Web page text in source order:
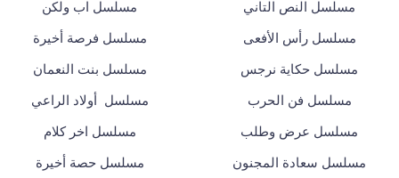
مسلسل النص التاني مسلسل اب ولكن
مسلسل رأس الأفعى مسلسل فرصة أخيرة
مسلسل حكاية نرجس مسلسل بنت النعمان
مسلسل فن الحرب مسلسل أولاد الراعي
مسلسل عرض وطلب مسلسل اخر كلام
مسلسل سعادة المجنون مسلسل حصة أخيرة